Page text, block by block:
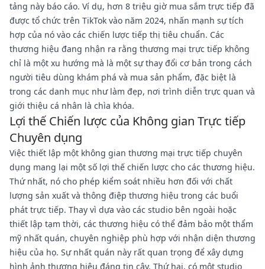
tảng này báo cáo. Ví dụ, hơn 8 triệu giờ mua sắm trực tiếp đã
được tổ chức trên TikTok vào năm 2024, nhấn mạnh sự tích
hợp của nó vào các chiến lược tiếp thị tiêu chuẩn. Các
thương hiệu đang nhận ra rằng thương mại trực tiếp không
chỉ là một xu hướng mà là một sự thay đổi cơ bản trong cách
người tiêu dùng khám phá và mua sản phẩm, đặc biệt là
trong các danh mục như làm đẹp, nơi trình diễn trực quan và
giới thiệu cá nhân là chìa khóa.
Lợi thế Chiến lược của Không gian Trực tiếp
Chuyên dụng
Việc thiết lập một không gian thương mại trực tiếp chuyên
dụng mang lại một số lợi thế chiến lược cho các thương hiệu.
Thứ nhất, nó cho phép kiểm soát nhiều hơn đối với chất
lượng sản xuất và thông điệp thương hiệu trong các buổi
phát trực tiếp. Thay vì dựa vào các studio bên ngoài hoặc
thiết lập tạm thời, các thương hiệu có thể đảm bảo một thẩm
mỹ nhất quán, chuyên nghiệp phù hợp với nhận diện thương
hiệu của họ. Sự nhất quán này rất quan trọng để xây dựng
hình ảnh thương hiệu đáng tin cậy. Thứ hai, có một studio